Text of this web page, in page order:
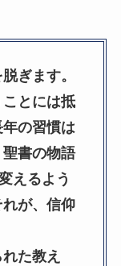
ぎます。
とには抵
の習慣は
書の物語
えるよう
が、信仰
た教え